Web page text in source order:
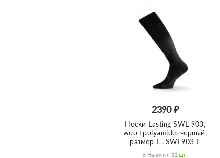
2390 ₽
Носки Lasting SWL 903,
wool+polyamide, черный,
размер L , SWL903-L
В Наличии: 31 Шт.